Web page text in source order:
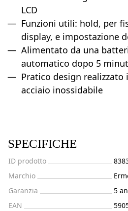
LCD
Funzioni utili: hold, per
display, e impostazione
Alimentato da una
automatico dopo 5
Pratico design realizzato
acciaio inossidabile
SPECIFICHE
ID prodotto
Marchio
Garanzia
5
EAN